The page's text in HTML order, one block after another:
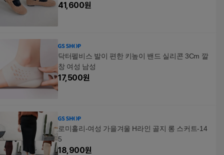
41,600원
닥터펠비스 발이 편한 키높이 밴드 실리콘 3Cm 깔
창 여성 남성
17,500원
로미홀리-여성 가을겨울 H라인 골지 롱 스커트-14
5
18,900원